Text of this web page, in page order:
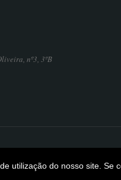
utilização do nosso site.
nº3, 3ºB